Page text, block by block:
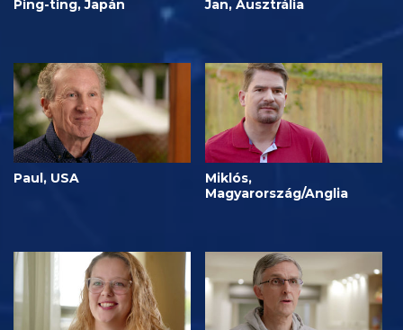
Ping-ting, Japán Jan, Ausztrália
Paul, USA
Miklós,
Magyarország/Anglia